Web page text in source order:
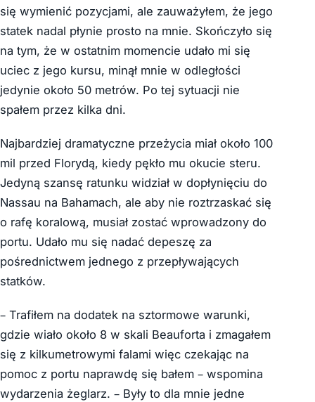
się wymienić pozycjami, ale zauważyłem, że jego
statek nadal płynie prosto na mnie. Skończyło się
na tym, że w ostatnim momencie udało mi się
uciec z jego kursu, minął mnie w odległości
jedynie około 50 metrów. Po tej sytuacji nie
spałem przez kilka dni.
Najbardziej dramatyczne przeżycia miał około 100
mil przed Florydą, kiedy pękło mu okucie steru.
Jedyną szansę ratunku widział w dopłynięciu do
Nassau na Bahamach, ale aby nie roztrzaskać się
o rafę koralową, musiał zostać wprowadzony do
portu. Udało mu się nadać depeszę za
pośrednictwem jednego z przepływających
statków.
– Trafiłem na dodatek na sztormowe warunki,
gdzie wiało około 8 w skali Beauforta i zmagałem
się z kilkumetrowymi falami więc czekając na
pomoc z portu naprawdę się bałem – wspomina
wydarzenia żeglarz. – Były to dla mnie jedne